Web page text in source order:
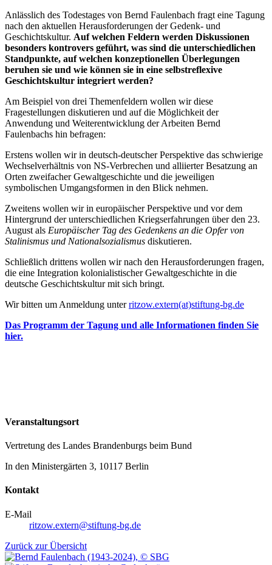
Anlässlich des Todestages von Bernd Faulenbach fragt eine Tagung
nach den aktuellen Herausforderungen der Gedenk- und
Geschichtskultur. Auf welchen Feldern werden Diskussionen
besonders kontrovers geführt, was sind die unterschiedlichen
Standpunkte, auf welchen konzeptionellen Überlegungen
beruhen sie und wie können sie in eine selbstreflexive
Geschichtskultur integriert werden?
Am Beispiel von drei Themenfeldern wollen wir diese
Fragestellungen diskutieren und auf die Möglichkeit der
Anwendung und Weiterentwicklung der Arbeiten Bernd
Faulenbachs hin befragen:
Erstens wollen wir in deutsch-deutscher Perspektive das schwierige
Wechselverhältnis von NS-Verbrechen und alliierter Besatzung an
Orten zweifacher Gewaltgeschichte und die jeweiligen
symbolischen Umgangsformen in den Blick nehmen.
Zweitens wollen wir in europäischer Perspektive und vor dem
Hintergrund der unterschiedlichen Kriegserfahrungen über den 23.
August als Europäischer Tag des Gedenkens an die Opfer von
Stalinismus und Nationalsozialismus diskutieren.
Schließlich drittens wollen wir nach den Herausforderungen fragen,
die eine Integration kolonialistischer Gewaltgeschichte in die
deutsche Geschichtskultur mit sich bringt.
Wir bitten um Anmeldung unterritzow.extern(at)stiftung-bg.de
Das Programm der Tagung und alle Informationen finden Sie
hier.
Veranstaltungsort
Vertretung des Landes Brandenburgs beim Bund
In den Ministergärten 3, 10117 Berlin
Kontakt
E-Mail
ritzow.extern@stiftung-bg.de
Zurück zur Übersicht